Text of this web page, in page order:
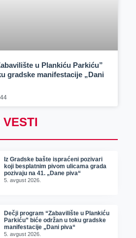
u Plankiću Parkiću”
gradske manifestacije „Dani
Iz Gradske bašte ispraćeni pozivari
koji besplatnim pivom ulicama grada
pozivaju na 41. „Dane piva“
5. avgust 2026.
Dečji program “Zabavilište u Plankiću
Parkiću” biće održan u toku gradske
manifestacije „Dani piva“
5. avgust 2026.